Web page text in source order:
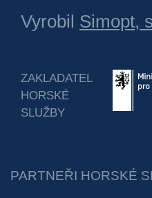
Vyrobil Simopt,
ZAKLADATEL
HORSKÉ
SLUŽBY
PARTNEŘI HORSKÉ